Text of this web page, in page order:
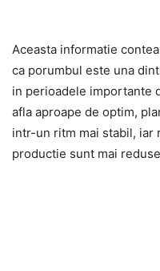
Aceasta informatie
ca porumbul este una
in perioadele importante
afla aproape de optim,
intr-un ritm mai stabil,
productie sunt mai